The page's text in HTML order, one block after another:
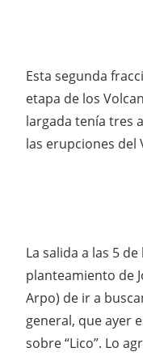
Esta segunda
etapa de los
largada tenía tres
las erupciones del
La salida a las 5
planteamiento de
Arpo) de ir a
general, que ayer
sobre “Lico”. Lo